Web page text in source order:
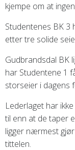
kjempe om at
Studentenes BK 3
etter tre solide
Gudbrandsdal BK
har Studentene 1
storseier i dagens
Lederlaget har
til enn at de taper
ligger nærmest
tittelen.